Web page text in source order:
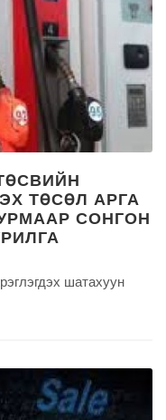
ТӨСӨЛ АРГА
СОНГОН
шатахуун